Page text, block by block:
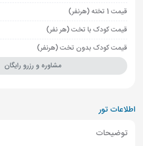
قیمت 1 تخته (هرنفر)
قیمت کودک با تخت (هر نفر)
قیمت کودک بدون تخت (هرنفر)
مشاوره و رزرو رایگان
اطلاعات تور
توضیحات